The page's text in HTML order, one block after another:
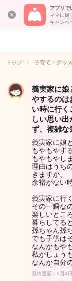
アプリで
ママに嬉
キャンペ
トップ 子育て・グッ
義実家に娘
やするのは
い時に行
しい思い
ず、複雑な
義実家に娘
もやもやす
もやもやし
理由はうち
きますが、
余裕がない
義実家に行
その一瞬な
楽しいとこ
暮らしてる
孫ちゃん孫
でも子供は
なんかもや
私がしょう
なんか自分
最終更新：5月4日